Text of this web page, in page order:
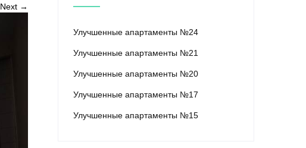
Next →
Улучшенные апартаменты №24
Улучшенные апартаменты №21
Улучшенные апартаменты №20
Улучшенные апартаменты №17
Улучшенные апартаменты №15